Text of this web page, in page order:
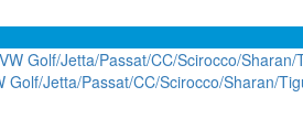
Jetta/Passat/CC/Scirocco/Sharan/